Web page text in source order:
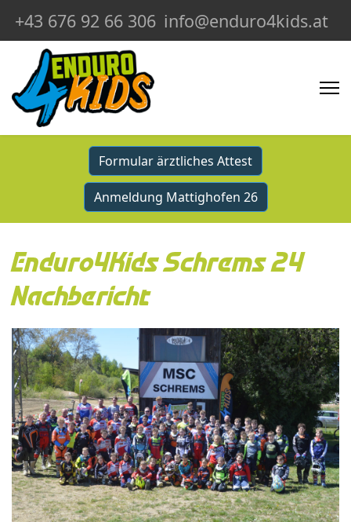
+43 676 92 66 306 info@enduro4kids.at
Formular ärztliches Attest
Anmeldung Mattighofen 26
Enduro4Kids Schrems 24
Nachbericht